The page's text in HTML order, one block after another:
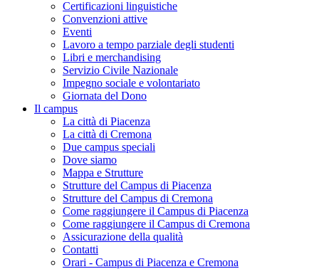
Certificazioni linguistiche
Convenzioni attive
Eventi
Lavoro a tempo parziale degli studenti
Libri e merchandising
Servizio Civile Nazionale
Impegno sociale e volontariato
Giornata del Dono
Il campus
La città di Piacenza
La città di Cremona
Due campus speciali
Dove siamo
Mappa e Strutture
Strutture del Campus di Piacenza
Strutture del Campus di Cremona
Come raggiungere il Campus di Piacenza
Come raggiungere il Campus di Cremona
Assicurazione della qualità
Contatti
Orari - Campus di Piacenza e Cremona